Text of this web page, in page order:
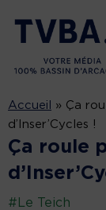
Accueil » Ça
d’Inser’Cycles !
Ça roule
#Le Teich